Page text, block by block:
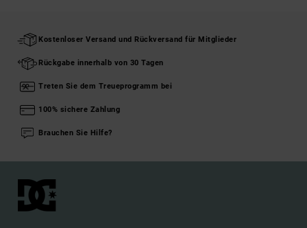
Kostenloser Versand und Rückversand für Mitglieder
Rückgabe innerhalb von 30 Tagen
Treten Sie dem Treueprogramm bei
100% sichere Zahlung
Brauchen Sie Hilfe?